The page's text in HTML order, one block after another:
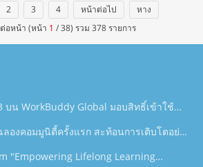
2 3 4 หน้าต่อไป
หาง
อหน้า (หน้า 1 / 38) รวม 378 รายการ
บน WorkBuddy Global มอบสิทธิ์เข้าใช้
ฟรีตลอดเดือนสิงหาคม
ลองคอมมูนิตี้ครั้งแรก สะท้อนการเติบโตอย่าง
"Empowering Lifelong Learning